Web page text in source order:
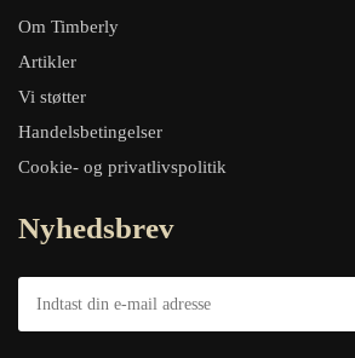
Om Timberly
Artikler
Vi støtter
Handelsbetingelser
Cookie- og privatlivspolitik
Nyhedsbrev